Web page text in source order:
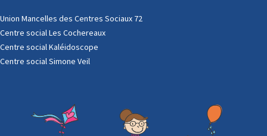
Union Mancelles des Centres Sociaux 72
Centre social Les Cochereaux
Centre social Kaléidoscope
Centre social Simone Veil